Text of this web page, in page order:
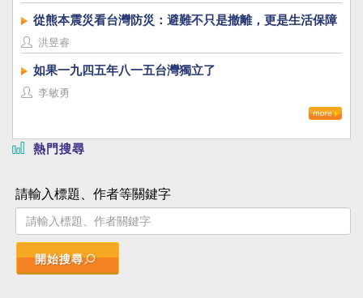
從熊本震災看台灣防災：避難不只是撤離，更是生活保障
洪昱睿
如果一九四五年八一五台灣獨立了
李敏勇
熱門搜尋
請輸入標題、作者等關鍵字
開始搜尋